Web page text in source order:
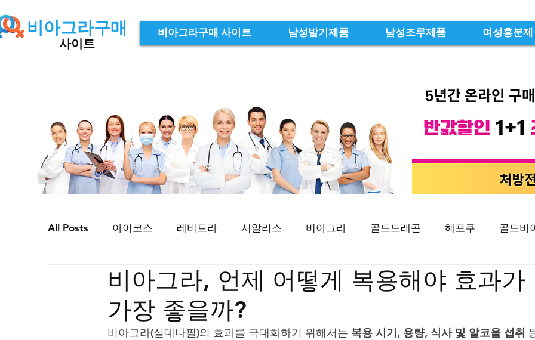
비아그라구매
사이트
비아그라구매 사이트 남성발기제품 남성조루제품 여성흥분제
All Posts 아이코스 레비트라 시알리스 비아그라 골드드래곤 해포쿠 골드비
골드시알리스 프릴리지 필름형센트립 비맥스 필름형비닉스 카마그라 칵스
프로코밀
비아그라, 언제 어떻게 복용해야 효과가
가장 좋을까?
비아그라(실데나필)의 효과를 극대화하기 위해서는 복용 시기, 용량, 식사 및 알코올 섭취